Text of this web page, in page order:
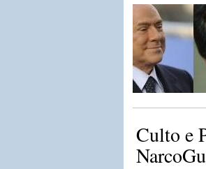
Culto e